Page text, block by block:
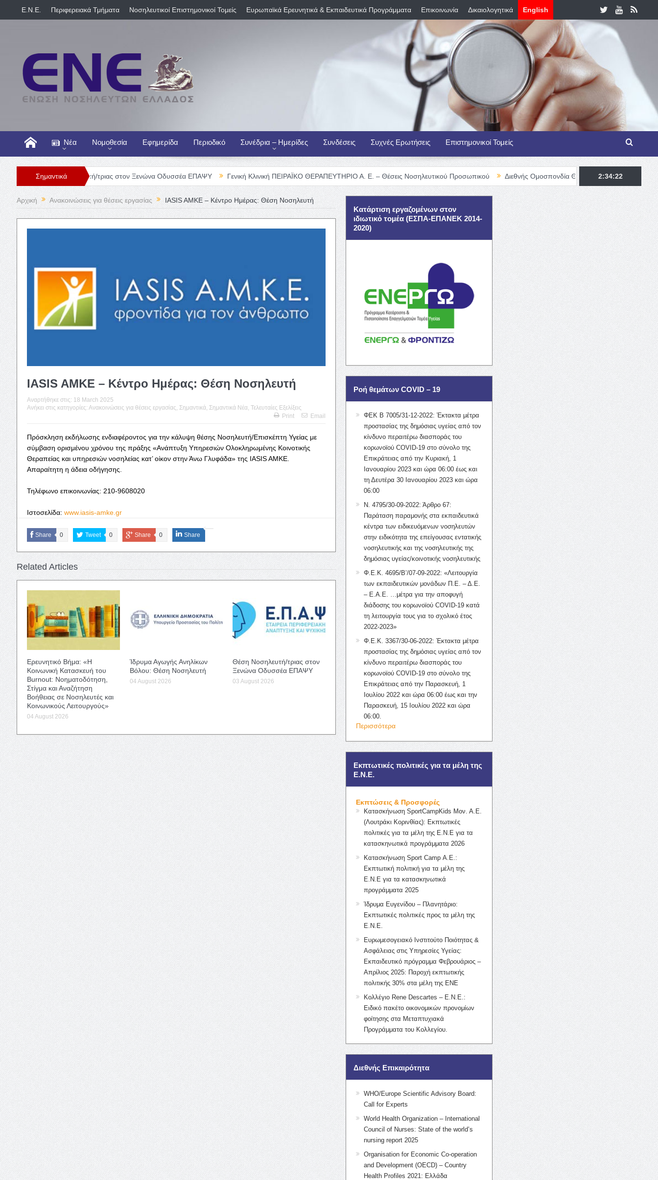
E.N.E. Περιφερειακά Τμήματα Νοσηλευτικοί Επιστημονικοί Τομείς Ευρωπαϊκά Ερευνητικά & Εκπαιδευτικά Προγράμματα Επικοινωνία Δικαιολογητικά English
Νέα Νομοθεσία Εφημερίδα Περιοδικό Συνέδρια – Ημερίδες Συνδέσεις Συχνές Ερωτήσεις Επιστημονικοί Τομείς
Σημαντικά
Θέση Νοσηλευτή/τριας στον Ξενώνα Οδυσσέα ΕΠΑΨΥ Γενική Κλινική ΠΕΙΡΑΪΚΟ ΘΕΡΑΠΕΥΤΗΡΙΟ Α. Ε. – Θέσεις Νοσηλευτικού Προσωπικού Διεθνής Ομοσπονδία Θαλασσαιμίας – TIF Fellowship
2:34:23
Αρχική Ανακοινώσεις για θέσεις εργασίας IASIS AMKE – Κέντρο Ημέρας: Θέση Νοσηλευτή
IASIS AMKE – Κέντρο Ημέρας: Θέση Νοσηλευτή
Αναρτήθηκε στις: 18 March 2025
Ανήκει στις κατηγορίες: Ανακοινώσεις για θέσεις εργασίας Σημαντικά Σημαντικά Νέα Τελευταίες Εξελίξεις
Print
Email
Πρόσκληση εκδήλωσης ενδιαφέροντος για την κάλυψη θέσης Νοσηλευτή/Επισκέπτη Υγείας με
σύμβαση ορισμένου χρόνου της πράξης «Ανάπτυξη Υπηρεσιών Ολοκληρωμένης Κοινοτικής
Θεραπείας και υπηρεσιών νοσηλείας κατ’ οίκον στην Άνω Γλυφάδα» της IASIS AMKE.
Απαραίτητη η άδεια οδήγησης.
Τηλέφωνο επικοινωνίας: 210-9608020
Ιστοσελίδα: www.iasis-amke.gr
Share 0 Tweet 0 Share 0 Share
Related Articles
Ερευνητικό Βήμα: «Η
Κοινωνική Κατασκευή του
Burnout: Νοηματοδότηση,
Στίγμα και Αναζήτηση
Βοήθειας σε Νοσηλευτές και
Κοινωνικούς Λειτουργούς»
04 August 2026
Ίδρυμα Αγωγής Ανηλίκων
Βόλου: Θέση Νοσηλευτή
04 August 2026
Θέση Νοσηλευτή/τριας στον
Ξενώνα Οδυσσέα ΕΠΑΨΥ
03 August 2026
Κατάρτιση εργαζομένων στον
ιδιωτικό τομέα (ΕΣΠΑ-ΕΠΑΝΕΚ 2014-
2020)
Ροή θεμάτων COVID – 19
ΦΕΚ Β 7005/31-12-2022: Έκτακτα μέτρα
προστασίας της δημόσιας υγείας από τον
κίνδυνο περαιτέρω διασποράς του
κορωνοϊού COVID-19 στο σύνολο της
Επικράτειας από την Κυριακή, 1
Ιανουαρίου 2023 και ώρα 06:00 έως και
τη Δευτέρα 30 Ιανουαρίου 2023 και ώρα
06:00
Ν. 4795/30-09-2022: Άρθρο 67:
Παράταση παραμονής στα εκπαιδευτικά
κέντρα των ειδικευόμενων νοσηλευτών
στην ειδικότητα της επείγουσας εντατικής
νοσηλευτικής και της νοσηλευτικής της
δημόσιας υγείας/κοινοτικής νοσηλευτικής
Φ.Ε.Κ. 4695/Β’/07-09-2022: «Λειτουργία
των εκπαιδευτικών μονάδων Π.Ε. – Δ.Ε.
– Ε.Α.Ε. …μέτρα για την αποφυγή
διάδοσης του κορωνοϊού COVID-19 κατά
τη λειτουργία τους για το σχολικό έτος
2022-2023»
Φ.Ε.Κ. 3367/30-06-2022: Έκτακτα μέτρα
προστασίας της δημόσιας υγείας από τον
κίνδυνο περαιτέρω διασποράς του
κορωνοϊού COVID-19 στο σύνολο της
Επικράτειας από την Παρασκευή, 1
Ιουλίου 2022 και ώρα 06:00 έως και την
Παρασκευή, 15 Ιουλίου 2022 και ώρα
06:00.
Περισσότερα
Εκπτωτικές πολιτικές για τα μέλη της
Ε.Ν.Ε.
Εκπτώσεις & Προσφορές
Κατασκήνωση SportCampKids Μον. Α.Ε.
(Λουτράκι Κορινθίας): Εκπτωτικές
πολιτικές για τα μέλη της Ε.Ν.Ε για τα
κατασκηνωτικά προγράμματα 2026
Κατασκήνωση Sport Camp Α.Ε.:
Εκπτωτική πολιτική για τα μέλη της
Ε.Ν.Ε για τα κατασκηνωτικά
προγράμματα 2025
Ίδρυμα Ευγενίδου – Πλανητάριο:
Εκπτωτικές πολιτικές προς τα μέλη της
Ε.Ν.Ε.
Ευρωμεσογειακό Ινστιτούτο Ποιότητας &
Ασφάλειας στις Υπηρεσίες Υγείας:
Εκπαιδευτικό πρόγραμμα Φεβρουάριος –
Απρίλιος 2025: Παροχή εκπτωτικής
πολιτικής 30% στα μέλη της ΕΝΕ
Κολλέγιο Rene Descartes – Ε.Ν.Ε.:
Ειδικό πακέτο οικονομικών προνομίων
φοίτησης στα Μεταπτυχιακά
Προγράμματα του Κολλεγίου.
Διεθνής Επικαιρότητα
WHO/Europe Scientific Advisory Board:
Call for Experts
World Health Organization – International
Council of Nurses: State of the world’s
nursing report 2025
Organisation for Economic Co-operation
and Development (OECD) – Country
Health Profiles 2021: Ελλάδα